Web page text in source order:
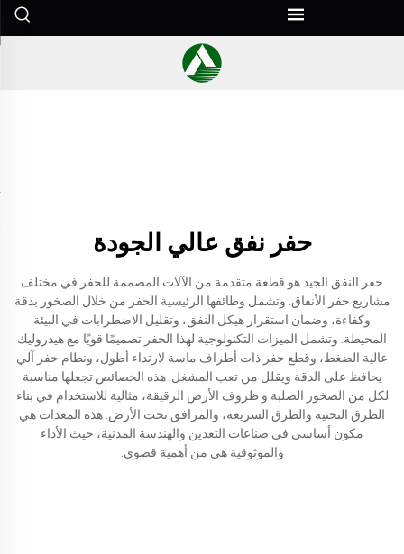
حفر نفق عالي الجودة
حفر النفق الجيد هو قطعة متقدمة من الآلات المصممة للحفر في مختلف
مشاريع حفر الأنفاق. وتشمل وظائفها الرئيسية الحفر من خلال الصخور بدقة
وكفاءة، وضمان استقرار هيكل النفق، وتقليل الاضطرابات في البيئة
المحيطة. وتشمل الميزات التكنولوجية لهذا الحفر تصميمًا قويًا مع هيدروليك
عالية الضغط، وقطع حفر ذات أطراف ماسة لارتداء أطول، ونظام حفر آلي
يحافظ على الدقة ويقلل من تعب المشغل. هذه الخصائص تجعلها مناسبة
لكل من الصخور الصلبة و ظروف الأرض الرقيقة، مثالية للاستخدام في بناء
الطرق التحتية والطرق السريعة، والمرافق تحت الأرض. هذه المعدات هي
مكون أساسي في صناعات التعدين والهندسة المدنية، حيث الأداء
والموثوقية هي من أهمية قصوى.